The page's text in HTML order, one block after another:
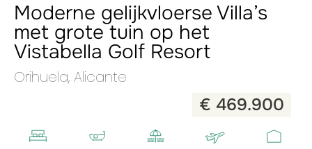
Moderne gelijkvloerse Villa’s
met grote tuin op het
Vistabella Golf Resort
Orihuela, Alicante
€ 469.900